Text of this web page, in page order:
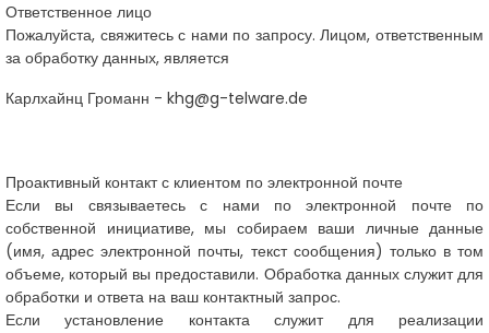
Ответственное лицо
Пожалуйста, свяжитесь с нами по запросу. Лицом, ответственным
за обработку данных, является
Карлхайнц Громанн - khg@g-telware.de
Проактивный контакт с клиентом по электронной почте
Если вы связываетесь с нами по электронной почте по
собственной инициативе, мы собираем ваши личные данные
(имя, адрес электронной почты, текст сообщения) только в том
объеме, который вы предоставили. Обработка данных служит для
обработки и ответа на ваш контактный запрос.
Если установление контакта служит для реализации